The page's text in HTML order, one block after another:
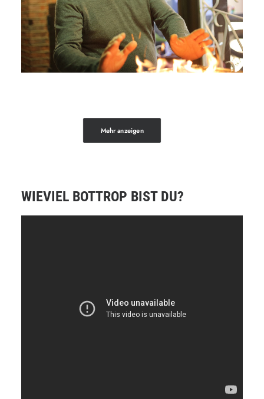
Mehr anzeigen
WIEVIEL BOTTROP BIST DU?